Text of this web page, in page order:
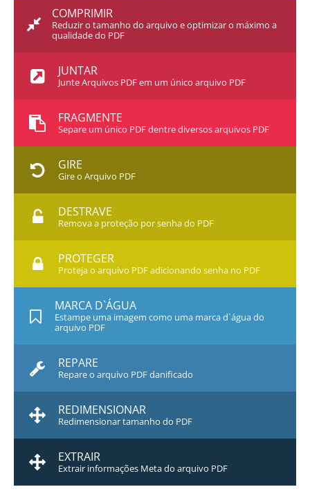
COMPRIMIR
Reduzir o tamanho do arquivo e optimizar o máximo a
qualidade do PDF
JUNTAR
Junte Arquivos PDF em um único arquivo PDF
FRAGMENTE
Separe um único PDF dentre diversos arquivos PDF
GIRE
Gire o Arquivo PDF
DESTRAVE
Remova a proteção por senha do PDF
PROTEGER
Proteja o arquivo PDF adicionando senha no PDF
MARCA D`ÁGUA
Estampe uma imagem como uma marca d`água do
arquivo PDF
REPARE
Repare o arquivo PDF danificado
REDIMENSIONAR
Redimensionar tamanho do PDF
EXTRAIR
Extrair informações Meta do arquivo PDF